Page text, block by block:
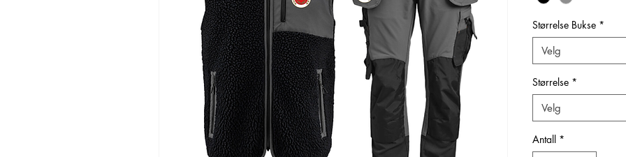
Størrelse Bukse *
Velg
Størrelse *
Velg
Antall *